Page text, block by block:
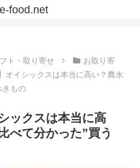
food.net
ト・取り寄せ
お取り寄
オイシックスは本当に高い？農水
きもの
ックスは本当に高
べて分かった”買う